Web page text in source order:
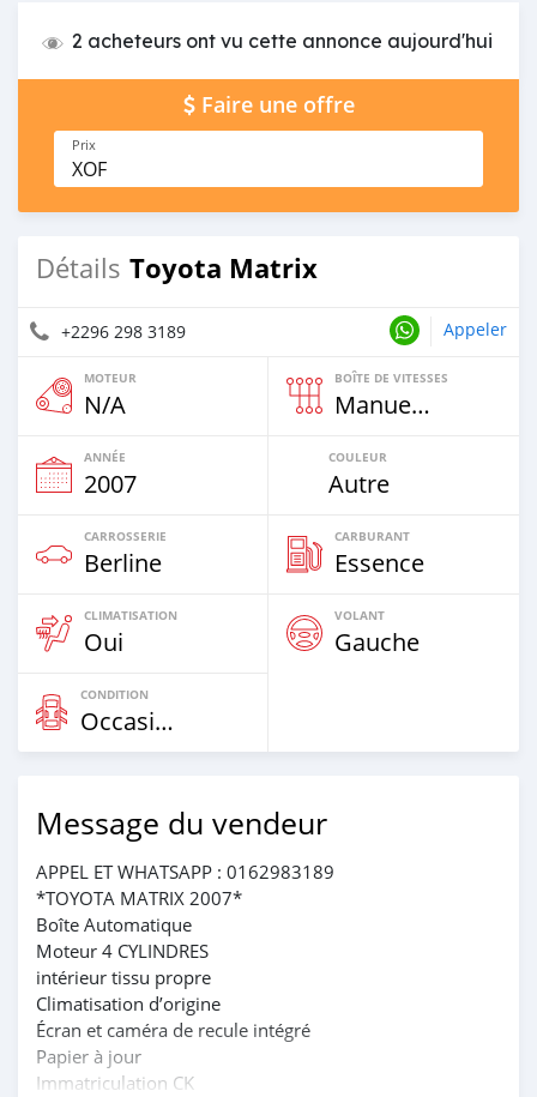
2 acheteurs ont vu cette annonce aujourd'hui
Faire une offre
Prix
XOF
Détails Toyota Matrix
+2296 298 3189 Appeler
MOTEUR
N/A
BOÎTE DE VITESSES
Manuelle
ANNÉE
2007
COULEUR
Autre
CARROSSERIE
Berline
CARBURANT
Essence
CLIMATISATION
Oui
VOLANT
Gauche
CONDITION
Occasion
Message du vendeur
APPEL ET WHATSAPP : 0162983189
*TOYOTA MATRIX 2007*
Boîte Automatique
Moteur 4 CYLINDRES
intérieur tissu propre
Climatisation d’origine
Écran et caméra de recule intégré
Papier à jour
Immatriculation CK